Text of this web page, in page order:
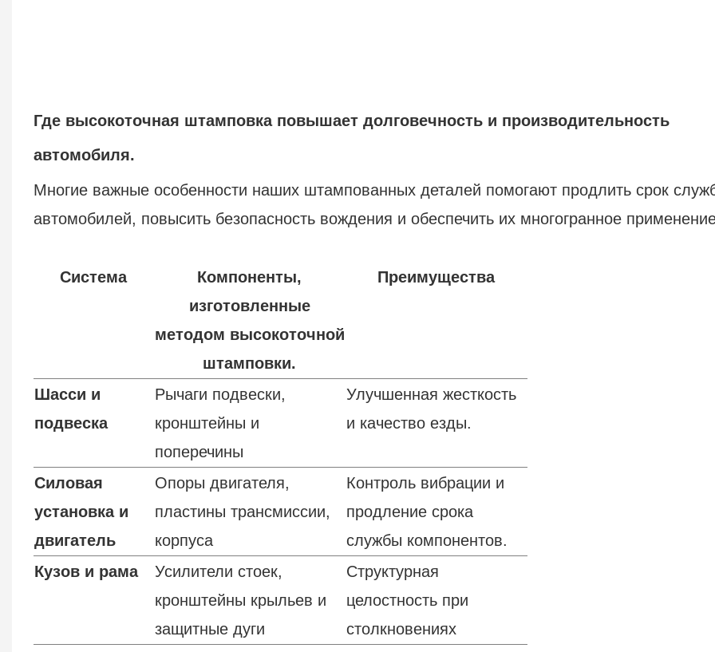
Где высокоточная штамповка повышает долговечность и производительность
автомобиля.
Многие важные особенности наших штампованных деталей помогают продлить срок
автомобилей, повысить безопасность вождения и обеспечить их многогранное
Система
Компоненты,
изготовленные
методом высокоточной
штамповки.
Преимущества
Шасси и
подвеска
Рычаги подвески,
кронштейны и
поперечины
Улучшенная жесткость
и качество езды.
Силовая
установка и
двигатель
Опоры двигателя,
пластины трансмиссии,
корпуса
Контроль вибрации и
продление срока
службы компонентов.
Кузов и рама
Усилители стоек,
кронштейны крыльев и
защитные дуги
Структурная
целостность при
столкновениях